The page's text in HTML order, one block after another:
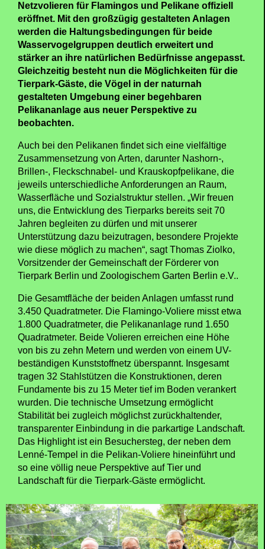
Netzvolieren für Flamingos und Pelikane offiziell
eröffnet. Mit den großzügig gestalteten Anlagen
werden die Haltungsbedingungen für beide
Wasservogelgruppen deutlich erweitert und
stärker an ihre natürlichen Bedürfnisse angepasst.
Gleichzeitig besteht nun die Möglichkeiten für die
Tierpark-Gäste, die Vögel in der naturnah
gestalteten Umgebung einer begehbaren
Pelikananlage aus neuer Perspektive zu
beobachten.
Auch bei den Pelikanen findet sich eine vielfältige
Zusammensetzung von Arten, darunter Nashorn-,
Brillen-, Fleckschnabel- und Krauskopfpelikane, die
jeweils unterschiedliche Anforderungen an Raum,
Wasserfläche und Sozialstruktur stellen. „Wir freuen
uns, die Entwicklung des Tierparks bereits seit 70
Jahren begleiten zu dürfen und mit unserer
Unterstützung dazu beizutragen, besondere Projekte
wie diese möglich zu machen“, sagt Thomas Ziolko,
Vorsitzender der Gemeinschaft der Förderer von
Tierpark Berlin und Zoologischem Garten Berlin e.V..
Die Gesamtfläche der beiden Anlagen umfasst rund
3.450 Quadratmeter. Die Flamingo-Voliere misst etwa
1.800 Quadratmeter, die Pelikananlage rund 1.650
Quadratmeter. Beide Volieren erreichen eine Höhe
von bis zu zehn Metern und werden von einem UV-
beständigen Kunststoffnetz überspannt. Insgesamt
tragen 32 Stahlstützen die Konstruktionen, deren
Fundamente bis zu 15 Meter tief im Boden verankert
wurden. Die technische Umsetzung ermöglicht
Stabilität bei zugleich möglichst zurückhaltender,
transparenter Einbindung in die parkartige Landschaft.
Das Highlight ist ein Besuchersteg, der neben dem
Lenné-Tempel in die Pelikan-Voliere hineinführt und
so eine völlig neue Perspektive auf Tier und
Landschaft für die Tierpark-Gäste ermöglicht.